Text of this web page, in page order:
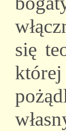
się
której